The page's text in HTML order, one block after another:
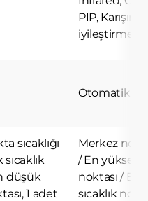
PIP,
iyileştirme
Otomatik
sıcaklığı
düşük
1 adet
Merkez nokta
/ En yüksek
noktası / En
sıcaklık
Çerezleri
kaç
amacı,
özelleştirilmiş